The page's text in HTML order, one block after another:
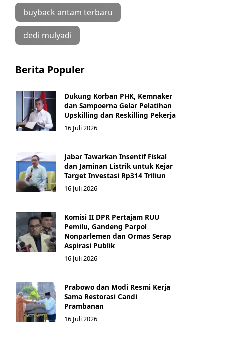
buyback antam terbaru
dedi mulyadi
Berita Populer
Dukung Korban PHK, Kemnaker
dan Sampoerna Gelar Pelatihan
Upskilling dan Reskilling Pekerja
16 Juli 2026
Jabar Tawarkan Insentif Fiskal
dan Jaminan Listrik untuk Kejar
Target Investasi Rp314 Triliun
16 Juli 2026
Komisi II DPR Pertajam RUU
Pemilu, Gandeng Parpol
Nonparlemen dan Ormas Serap
Aspirasi Publik
16 Juli 2026
Prabowo dan Modi Resmi Kerja
Sama Restorasi Candi
Prambanan
16 Juli 2026